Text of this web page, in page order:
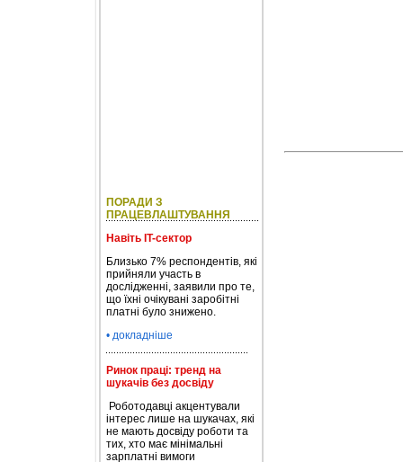
ПОРАДИ З
ПРАЦЕВЛАШТУВАННЯ
Навіть IT-сектор
Близько 7% респондентів, які
прийняли участь в
дослідженні, заявили про те,
що їхні очікувані заробітні
платні було знижено.
• докладніше
Ринок праці: тренд на
шукачів без досвіду
Роботодавці акцентували
інтерес лише на шукачах, які
не мають досвіду роботи та
тих, хто має мінімальні
зарплатні вимоги